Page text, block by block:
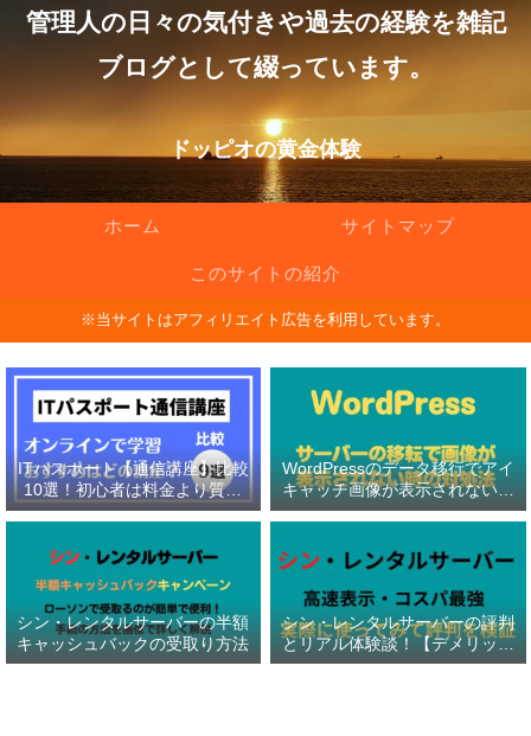
管理人の日々の気付きや過去の経験を雑記
ブログとして綴っています。
ドッピオの黄金体験
ホーム サイトマップ
このサイトの紹介
※当サイトはアフィリエイト広告を利用しています。
ITパスポート【通信講座】比較
10選！初心者は料金より質問
対応の有無を重視！
WordPressのデータ移行でアイ
キャッチ画像が表示されない原
因と対処法
シン・レンタルサーバーの半額
キャッシュバックの受取り方法
シン・レンタルサーバーの評判
とリアル体験談！【デメリット
暴露】